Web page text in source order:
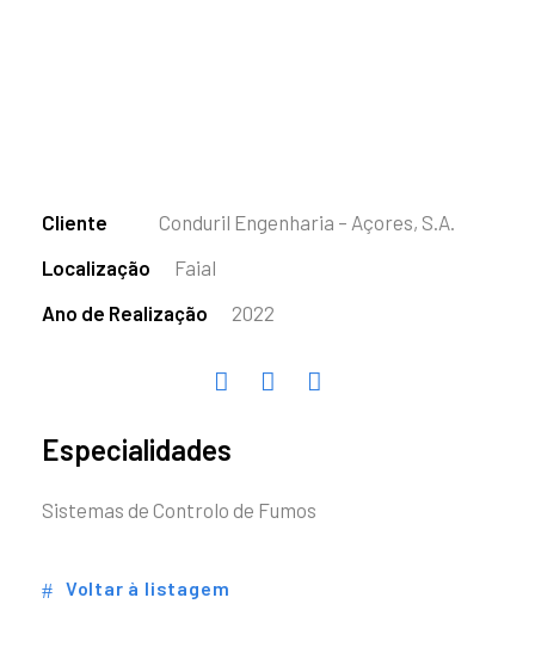
Cliente
Conduril Engenharia – Açores, S.A.
Localização
Faial
Ano de Realização
2022
Especialidades
Sistemas de Controlo de Fumos
Voltar à listagem